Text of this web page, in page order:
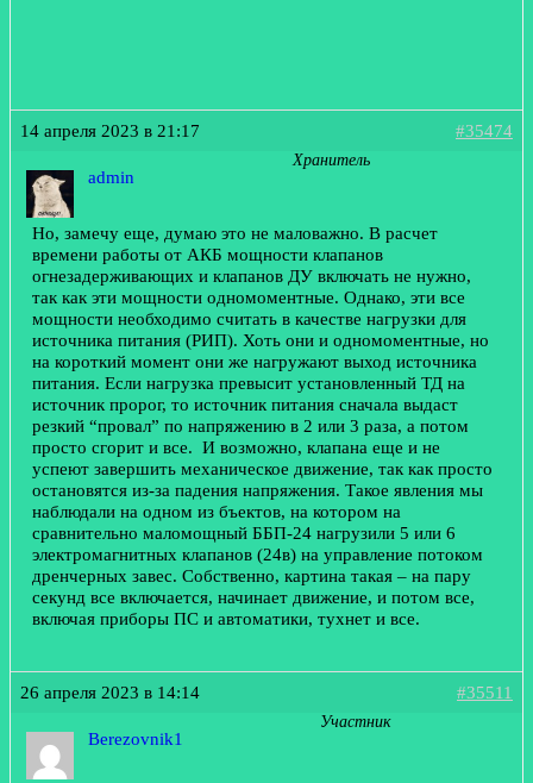
14 апреля 2023 в 21:17 #35474
admin
Хранитель
Но, замечу еще, думаю это не маловажно. В расчет
времени работы от АКБ мощности клапанов
огнезадерживающих и клапанов ДУ включать не нужно,
так как эти мощности одномоментные. Однако, эти все
мощности необходимо считать в качестве нагрузки для
источника питания (РИП). Хоть они и одномоментные, но
на короткий момент они же нагружают выход источника
питания. Если нагрузка превысит установленный ТД на
источник пророг, то источник питания сначала выдаст
резкий “провал” по напряжению в 2 или 3 раза, а потом
просто сгорит и все. И возможно, клапана еще и не
успеют завершить механическое движение, так как просто
остановятся из-за падения напряжения. Такое явления мы
наблюдали на одном из бъектов, на котором на
сравнительно маломощный ББП-24 нагрузили 5 или 6
электромагнитных клапанов (24в) на управление потоком
дренчерных завес. Собственно, картина такая – на пару
секунд все включается, начинает движение, и потом все,
включая приборы ПС и автоматики, тухнет и все.
26 апреля 2023 в 14:14 #35511
Berezovnik1
Участник